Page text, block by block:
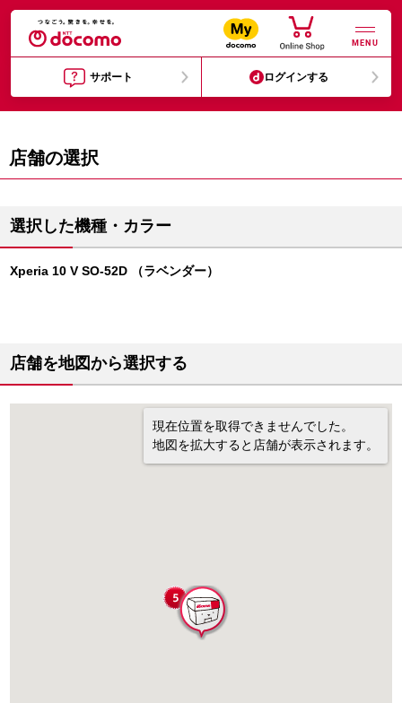
MENU
サポート ログインする
店舗の選択
選択した機種・カラー
Xperia 10 V SO-52D （ラベンダー）
店舗を地図から選択する
現在位置を取得できませんでした。
地図を拡大すると店舗が表示されます。